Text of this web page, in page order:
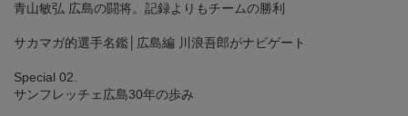
青山敏弘 広島の闘将。記録よりもチームの勝利
サカマガ的選手名鑑│広島編 川浪吾郎がナビゲート
Special 02.
サンフレッチェ広島30年の歩み